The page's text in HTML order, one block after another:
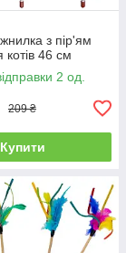
з пір'ям
котів 46 см
2 од.
209 ₴
Купити